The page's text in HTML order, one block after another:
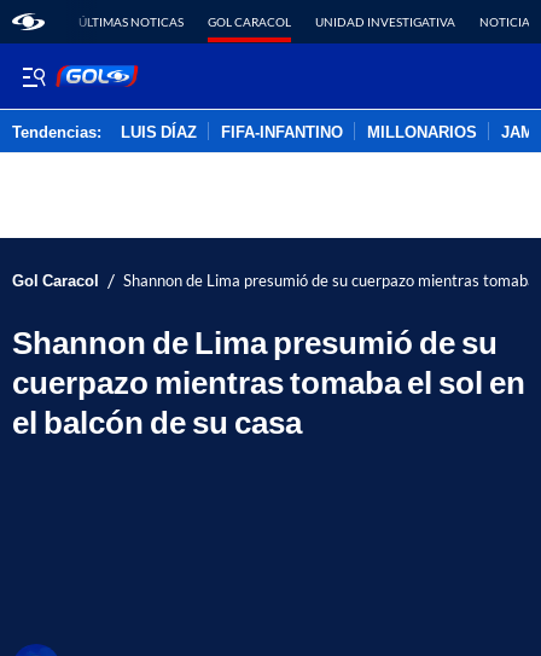
ÚLTIMAS NOTICAS GOL CARACOL UNIDAD INVESTIGATIVA NOTICIAS
Tendencias: LUIS DÍAZ FIFA-INFANTINO MILLONARIOS
Gol Caracol / Shannon de Lima presumió de su cuerpazo mientras tomaba
Shannon de Lima presumió de su
cuerpazo mientras tomaba el sol en
el balcón de su casa